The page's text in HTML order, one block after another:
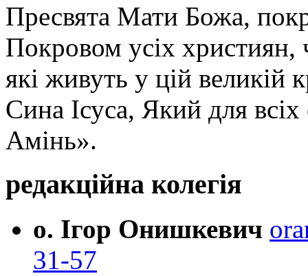
Пресвята Мати Божа,
Покровом усіх християн,
які живуть у цій великій
Сина Ісуса, Який для
Амінь».
редакційна колегія
о. Ігор Онишкевич
31-57